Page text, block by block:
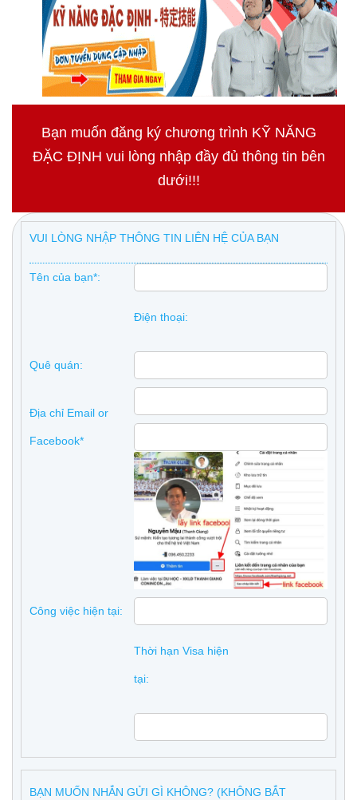
Bạn muốn đăng ký chương trình KỸ NĂNG
ĐẶC ĐỊNH vui lòng nhập đầy đủ thông tin bên
dưới!!!
VUI LÒNG NHẬP THÔNG TIN LIÊN HỆ CỦA BẠN
Tên của bạn*:
Điện thoại:
Quê quán:
Địa chỉ Email or
Facebook*
Công việc hiện tại:
Thời hạn Visa hiện
tại:
BẠN MUỐN NHẮN GỬI GÌ KHÔNG? (KHÔNG BẮT